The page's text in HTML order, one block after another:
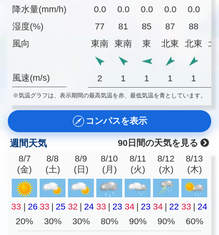
降水量(mm/h)
湿度(%)
風向
風速(m/s)
0.0 0.0 0.0 0.0 0.0
77
81 85 87 88
東南
東南 東 北東 北東 北
2 1 1 1 1
※気温グラフは、表示期間の最高気温を赤、最低気温を青としています。
コンパスを表示
週間天気
90日間の天気を見る
8/7
(金)
8/8
(土)
8/9
(日)
8/10
(月)
8/11
(火)
8/12
(水)
8/13
(木)
33 | 26 33 | 25 32 | 24 33 | 23 34 | 23 34 | 22 33 | 24
20%
30% 30% 80% 90% 90% 60%